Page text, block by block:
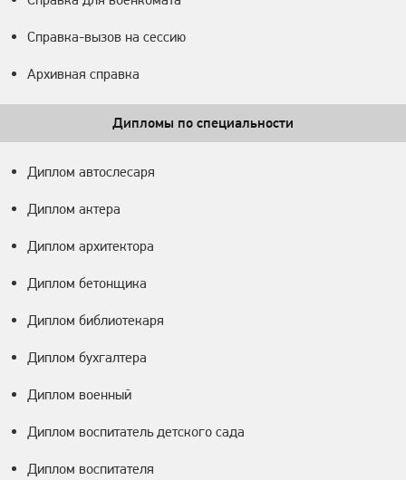
Справка-вызов на сессию
Архивная справка
Дипломы по специальности
Диплом автослесаря
Диплом актера
Диплом архитектора
Диплом бетонщика
Диплом библиотекаря
Диплом бухгалтера
Диплом военный
Диплом воспитатель детского сада
Диплом воспитателя